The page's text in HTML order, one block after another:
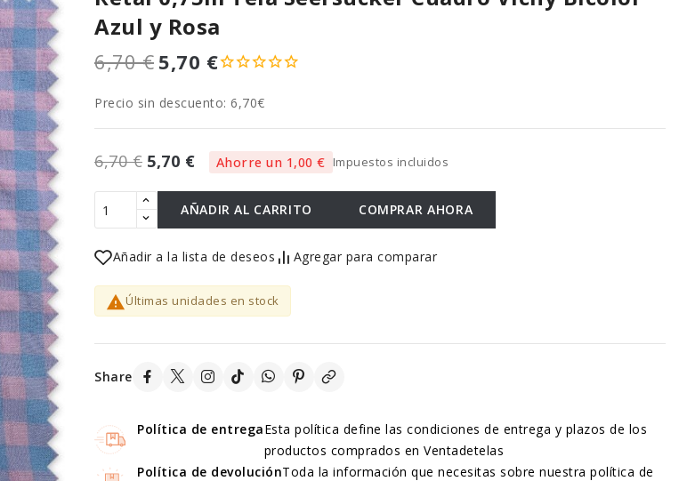
Azul y Rosa
6,70 € 5,70 €
Precio sin descuento: 6,70€
6,70 € 5,70 € Ahorre un 1,00 € Impuestos incluidos
AÑADIR AL CARRITO COMPRAR AHORA
Añadir a la lista de deseos Agregar para comparar
Últimas unidades en stock
Share
Política de entregaEsta política define las condiciones de entrega y plazos de los
productos comprados en Ventadetelas
Política de devoluciónToda la información que necesitas sobre nuestra política de